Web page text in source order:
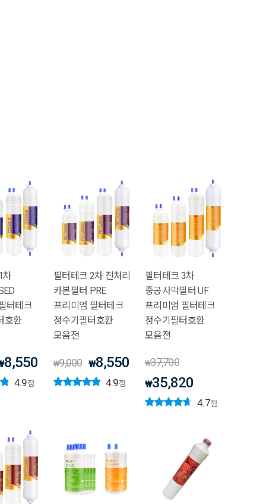
차
터테크
호환
8,550
4.9점
필터테크 2차 전처리
카본필터 PRE
프리미엄 필터테크
정수기필터호환
모음전
₩9,000 ₩8,550
4.9점
필터테크 3차
중공사막필터 UF
프리미엄 필터테크
정수기필터호환
모음전
₩37,700
₩35,820
4.7점